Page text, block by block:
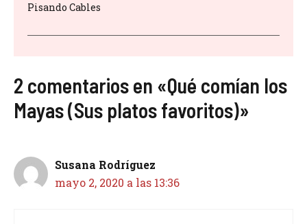
Pisando Cables
2 comentarios en «Qué comían los
Mayas (Sus platos favoritos)»
Susana Rodríguez
mayo 2, 2020 a las 13:36